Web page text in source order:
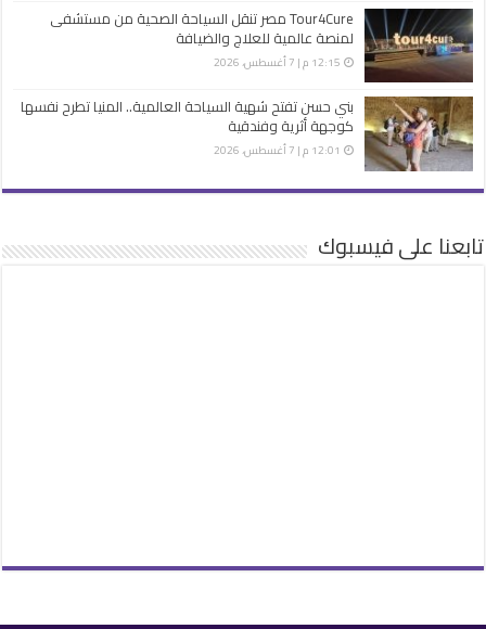
Tour4Cure مصر تنقل السياحة الصحية من مستشفى
لمنصة عالمية للعلاج والضيافة
12:15 م | 7 أغسطس، 2026
بني حسن تفتح شهية السياحة العالمية.. المنيا تطرح نفسها
كوجهة أثرية وفندقية
12:01 م | 7 أغسطس، 2026
تابعنا على فيسبوك